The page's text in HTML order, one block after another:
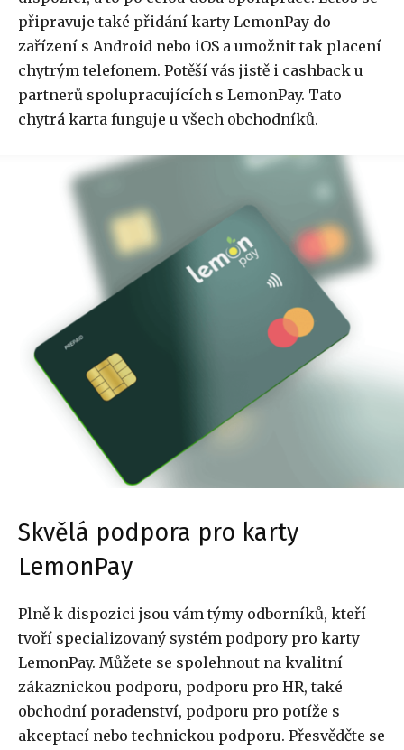
připravuje také přidání karty LemonPay do
zařízení s Android nebo iOS a umožnit tak placení
chytrým telefonem. Potěší vás jistě i cashback u
partnerů spolupracujících s LemonPay. Tato
chytrá karta funguje u všech obchodníků.
Skvělá podpora pro karty
LemonPay
Plně k dispozici jsou vám týmy odborníků, kteří
tvoří specializovaný systém podpory pro karty
LemonPay. Můžete se spolehnout na kvalitní
zákaznickou podporu, podporu pro HR, také
obchodní poradenství, podporu pro potíže s
akceptací nebo technickou podporu. Přesvědčte se